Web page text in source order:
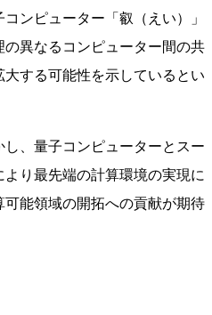
ンピューター「叡（えい）」
異なるコンピューター間の共
する可能性を示しているとい
、量子コンピューターとスー
り最先端の計算環境の実現に
能領域の開拓への貢献が期待